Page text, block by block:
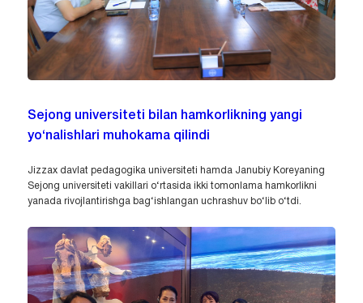
Sejong universiteti bilan hamkorlikning yangi
yo‘nalishlari muhokama qilindi
Jizzax davlat pedagogika universiteti hamda Janubiy Koreyaning
Sejong universiteti vakillari o‘rtasida ikki tomonlama hamkorlikni
yanada rivojlantirishga bag‘ishlangan uchrashuv bo‘lib o‘tdi.